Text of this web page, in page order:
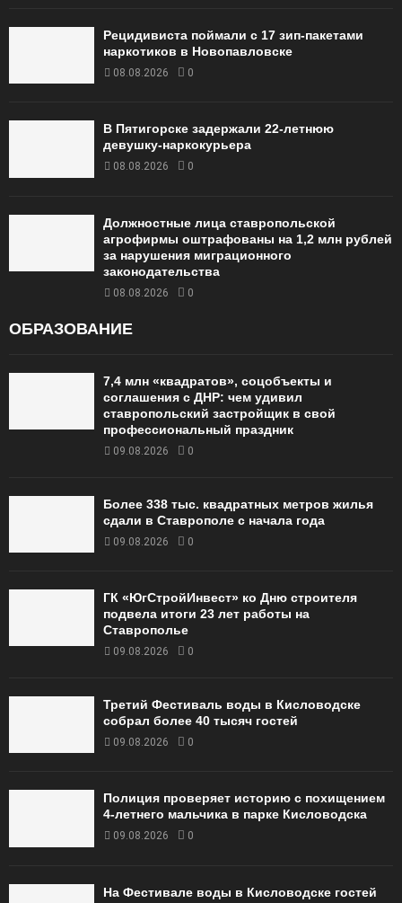
Рецидивиста поймали с 17 зип-пакетами
наркотиков в Новопавловске
08.08.2026 0
В Пятигорске задержали 22-летнюю
девушку-наркокурьера
08.08.2026 0
Должностные лица ставропольской
агрофирмы оштрафованы на 1,2 млн рублей
за нарушения миграционного
законодательства
08.08.2026 0
ОБРАЗОВАНИЕ
7,4 млн «квадратов», соцобъекты и
соглашения с ДНР: чем удивил
ставропольский застройщик в свой
профессиональный праздник
09.08.2026 0
Более 338 тыс. квадратных метров жилья
сдали в Ставрополе с начала года
09.08.2026 0
ГК «ЮгСтройИнвест» ко Дню строителя
подвела итоги 23 лет работы на
Ставрополье
09.08.2026 0
Третий Фестиваль воды в Кисловодске
собрал более 40 тысяч гостей
09.08.2026 0
Полиция проверяет историю с похищением
4-летнего мальчика в парке Кисловодска
09.08.2026 0
На Фестивале воды в Кисловодске гостей